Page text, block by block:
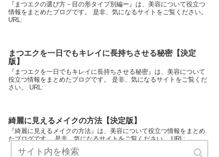
『まつエクの選び方－目の形タイプ別編ー』は、美容について役立つ
情報をまとめたブログです。 是非、気になるサイトをご覧ください。
URL:
まつエクを一日でもキレイに長持ちさせる秘密【決定
版】
『まつエクを一日でもキレイに長持ちさせる秘密』は、美容について
役立つ情報をまとめたブログです。 是非、気になるサイトをご覧くだ
さい。 URL:
綺麗に見えるメイクの方法【決定版】
『綺麗に見えるメイクの方法』は、美容について役立つ情報をまとめ
たブログです。 是非、気になるサイトをご覧ください。 URL: